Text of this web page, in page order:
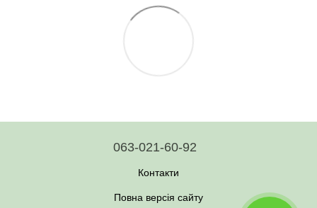
063-021-60-92
Контакти
Повна версія сайту